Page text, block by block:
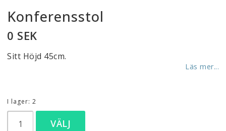
Konferensstol
0 SEK
Sitt Höjd 45cm.
Läs mer...
I lager: 2
VÄLJ